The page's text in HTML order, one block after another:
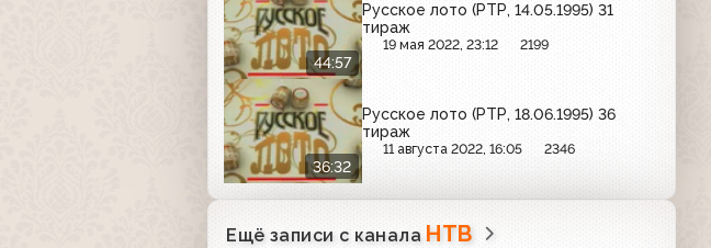
44:57
Русское лото (РТР, 14.05.1995) 31
тираж
19 мая 2022, 23:12 2199
36:32
Русское лото (РТР, 18.06.1995) 36
тираж
11 августа 2022, 16:05 2346
Ещё записи с канала НТВ